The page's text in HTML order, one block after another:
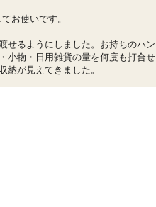
お使いです。
せるようにしました。お持ちのハン
小物・日用雑貨の量を何度も打合せ
納が見えてきました。